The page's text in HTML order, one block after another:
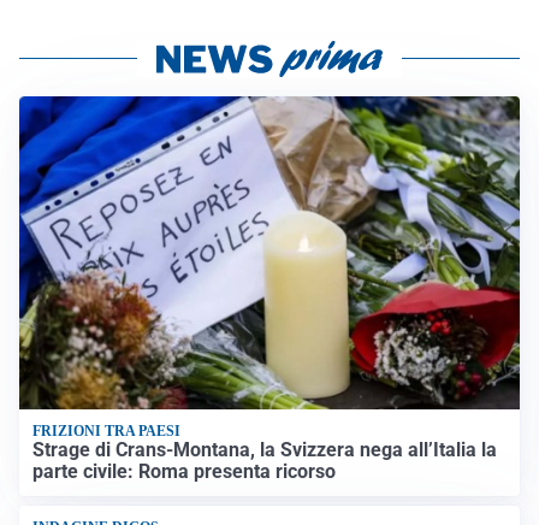
FRIZIONI TRA PAESI
Strage di Crans-Montana, la Svizzera nega all’Italia la
parte civile: Roma presenta ricorso